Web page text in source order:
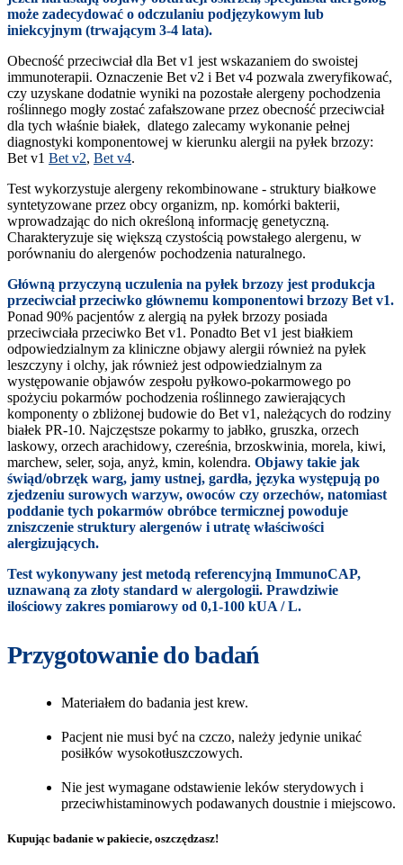
może zadecydować o odczulaniu podjęzykowym lub
iniekcyjnym (trwającym 3-4 lata).
Obecność przeciwciał dla Bet v1 jest wskazaniem do swoistej
immunoterapii. Oznaczenie Bet v2 i Bet v4 pozwala zweryfikować,
czy uzyskane dodatnie wyniki na pozostałe alergeny pochodzenia
roślinnego mogły zostać zafałszowane przez obecność przeciwciał
dla tych właśnie białek, dlatego zalecamy wykonanie pełnej
diagnostyki komponentowej w kierunku alergii na pyłek brzozy:
Bet v1 Bet v2, Bet v4.
Test wykorzystuje alergeny rekombinowane - struktury białkowe
syntetyzowane przez obcy organizm, np. komórki bakterii,
wprowadzając do nich określoną informację genetyczną.
Charakteryzuje się większą czystością powstałego alergenu, w
porównaniu do alergenów pochodzenia naturalnego.
Główną przyczyną uczulenia na pyłek brzozy jest produkcja
przeciwciał przeciwko głównemu komponentowi brzozy Bet v1.
Ponad 90% pacjentów z alergią na pyłek brzozy posiada
przeciwciała przeciwko Bet v1. Ponadto Bet v1 jest białkiem
odpowiedzialnym za kliniczne objawy alergii również na pyłek
leszczyny i olchy, jak również jest odpowiedzialnym za
występowanie objawów zespołu pyłkowo-pokarmowego po
spożyciu pokarmów pochodzenia roślinnego zawierających
komponenty o zbliżonej budowie do Bet v1, należących do rodziny
białek PR-10. Najczęstsze pokarmy to jabłko, gruszka, orzech
laskowy, orzech arachidowy, czereśnia, brzoskwinia, morela, kiwi,
marchew, seler, soja, anyż, kmin, kolendra. Objawy takie jak
świąd/obrzęk warg, jamy ustnej, gardła, języka występują po
zjedzeniu surowych warzyw, owoców czy orzechów, natomiast
poddanie tych pokarmów obróbce termicznej powoduje
zniszczenie struktury alergenów i utratę właściwości
alergizujących.
Test wykonywany jest metodą referencyjną ImmunoCAP,
uznawaną za złoty standard w alergologii. Prawdziwie
ilościowy zakres pomiarowy od 0,1-100 kUA / L.
Przygotowanie do badań
Materiałem do badania jest krew.
Pacjent nie musi być na czczo, należy jedynie unikać
posiłków wysokotłuszczowych.
Nie jest wymagane odstawienie leków sterydowych i
przeciwhistaminowych podawanych doustnie i miejscowo.
Kupując badanie w pakiecie, oszczędzasz!